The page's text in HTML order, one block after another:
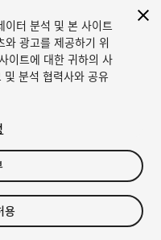
이터 분석 및 본 사이트
와 광고를 제공하기 위
이트에 대한 귀하의 사
분석 협력사와 공유
용